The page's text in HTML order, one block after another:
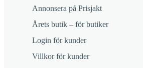
Annonsera på Prisjakt
Årets butik – för butiker
Login för kunder
Villkor för kunder